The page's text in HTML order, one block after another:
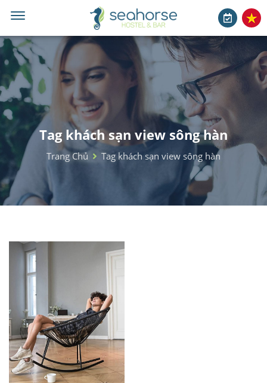
Trang Chủ Tag khách sạn view sông hàn
Tag khách sạn view sông hàn